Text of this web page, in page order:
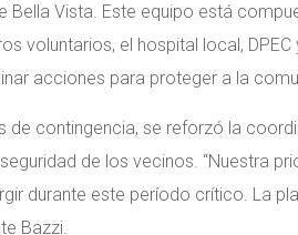
Bella Vista. Este equipo está
voluntarios, el hospital local,
acciones para proteger a la
de contingencia, se reforzó la
de los vecinos. “Nuestra
durante este período crítico. La
Bazzi.